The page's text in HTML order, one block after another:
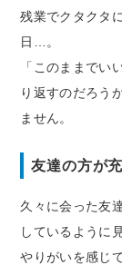
残業でクタクタ
日…。
「このままでい
り返すのだろう
ません。
友達の方が
久々に会った友
しているように
やりがいを感じ